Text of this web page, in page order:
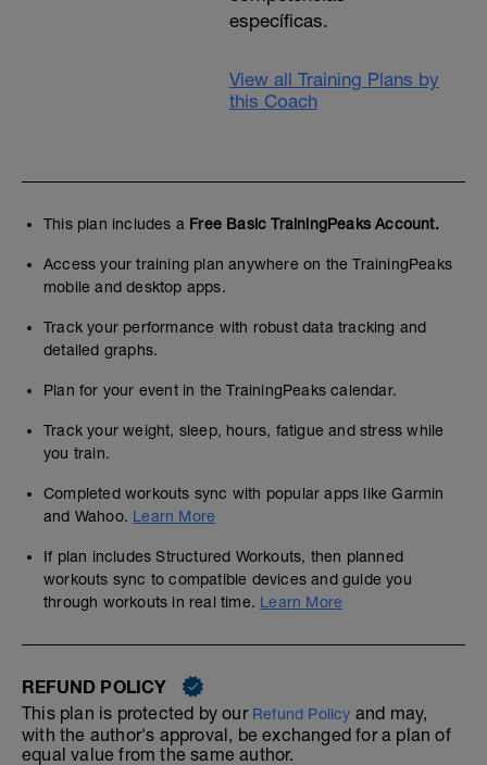
específicas.
View all Training Plans by
this Coach
This plan includes a Free Basic TrainingPeaks Account.
Access your training plan anywhere on the TrainingPeaks
mobile and desktop apps.
Track your performance with robust data tracking and
detailed graphs.
Plan for your event in the TrainingPeaks calendar.
Track your weight, sleep, hours, fatigue and stress while
you train.
Completed workouts sync with popular apps like Garmin
and Wahoo. Learn More
If plan includes Structured Workouts, then planned
workouts sync to compatible devices and guide you
through workouts in real time. Learn More
REFUND POLICY
This plan is protected by our Refund Policy and may,
with the author's approval, be exchanged for a plan of
equal value from the same author.